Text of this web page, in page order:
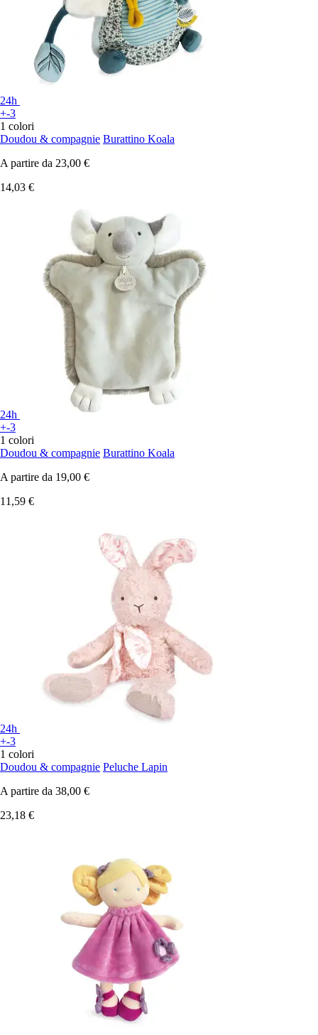
24h
+-3
1 colori
Doudou & compagnie Burattino Koala
A partire da 23,00 €
14,03 €
24h
+-3
1 colori
Doudou & compagnie Burattino Koala
A partire da 19,00 €
11,59 €
24h
+-3
1 colori
Doudou & compagnie Peluche Lapin
A partire da 38,00 €
23,18 €